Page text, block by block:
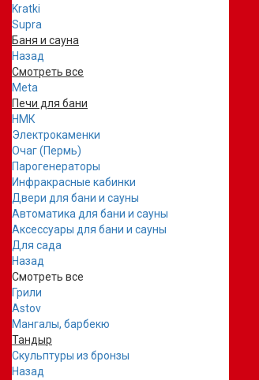
Kratki
Supra
Баня и сауна
Назад
Смотреть все
Meta
Печи для бани
НМК
Электрокаменки
Очаг (Пермь)
Парогенераторы
Инфракрасные кабинки
Двери для бани и сауны
Автоматика для бани и сауны
Аксессуары для бани и сауны
Для сада
Назад
Смотреть все
Грили
Astov
Мангалы, барбекю
Тандыр
Скульптуры из бронзы
Назад